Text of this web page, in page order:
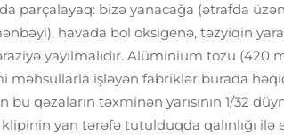
parçalayaq: bizə yanacağa (ətrafda
havada bol oksigenə, təzyiqin
yayılmalıdır. Alüminium tozu (420
məhsullarla işləyən fabriklər burada
bu qəzaların təxminən yarısının 1/32
yan tərəfə tutulduqda qalınlığı ilə